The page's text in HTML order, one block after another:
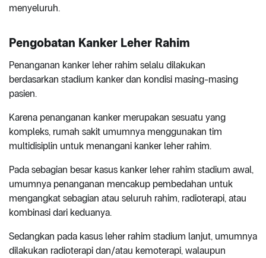
menyeluruh.
Pengobatan Kanker Leher Rahim
Penanganan kanker leher rahim selalu dilakukan
berdasarkan stadium kanker dan kondisi masing-masing
pasien.
Karena penanganan kanker merupakan sesuatu yang
kompleks, rumah sakit umumnya menggunakan tim
multidisiplin untuk menangani kanker leher rahim.
Pada sebagian besar kasus kanker leher rahim stadium awal,
umumnya penanganan mencakup pembedahan untuk
mengangkat sebagian atau seluruh rahim, radioterapi, atau
kombinasi dari keduanya.
Sedangkan pada kasus leher rahim stadium lanjut, umumnya
dilakukan radioterapi dan/atau kemoterapi, walaupun